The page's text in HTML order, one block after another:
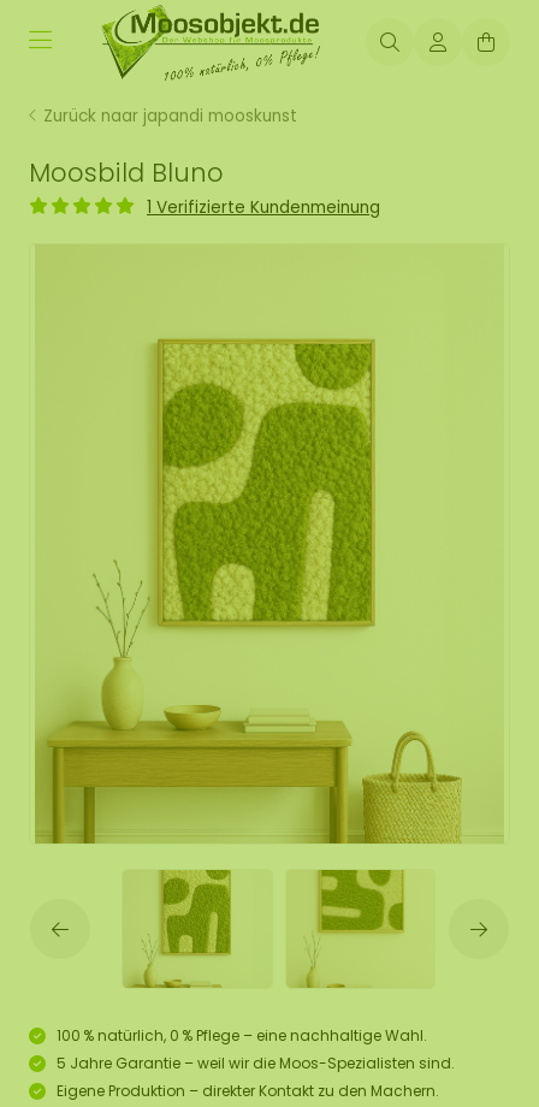
Zurück naar japandi mooskunst
Moosbild Bluno
1 Verifizierte Kundenmeinung
100 % natürlich, 0 % Pflege – eine nachhaltige Wahl.
5 Jahre Garantie – weil wir die Moos-Spezialisten sind.
Eigene Produktion – direkter Kontakt zu den Machern.